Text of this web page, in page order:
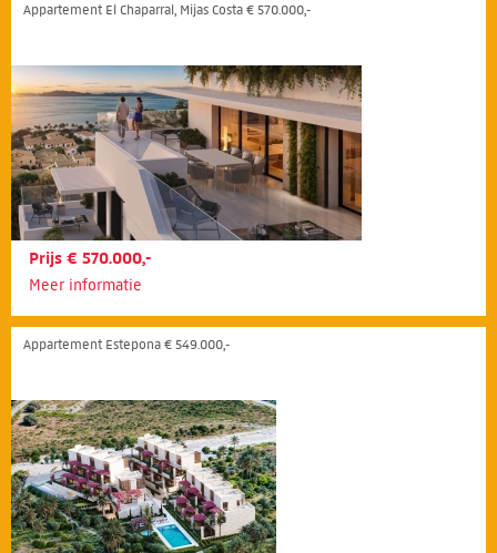
Appartement El Chaparral, Mijas Costa € 570.000,-
Prijs € 570.000,-
Meer informatie
Appartement Estepona € 549.000,-